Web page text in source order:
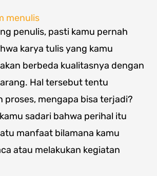
menulis
penulis, pasti kamu pernah
karya tulis yang kamu
berbeda kualitasnya dengan
Hal tersebut tentu
proses, mengapa bisa terjadi?
sadari bahwa perihal itu
manfaat bilamana kamu
atau melakukan kegiatan